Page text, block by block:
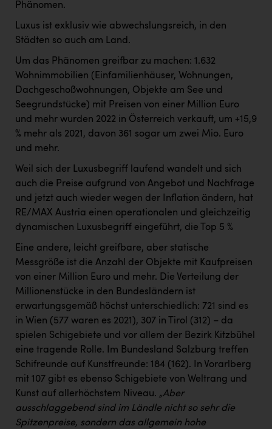
Phänomen.
Luxus ist exklusiv wie abwechslungsreich, in den
Städten so auch am Land.
Um das Phänomen greifbar zu machen: 1.632
Wohnimmobilien (Einfamilienhäuser, Wohnungen,
Dachgeschoßwohnungen, Objekte am See und
Seegrundstücke) mit Preisen von einer Million Euro
und mehr wurden 2022 in Österreich verkauft, um +15,9
% mehr als 2021, davon 361 sogar um zwei Mio. Euro
und mehr.
Weil sich der Luxusbegriff laufend wandelt und sich
auch die Preise aufgrund von Angebot und Nachfrage
und jetzt auch wieder wegen der Inflation ändern, hat
RE/MAX Austria einen operationalen und gleichzeitig
dynamischen Luxusbegriff eingeführt, die Top 5 %
Eine andere, leicht greifbare, aber statische
Messgröße ist die Anzahl der Objekte mit Kaufpreisen
von einer Million Euro und mehr. Die Verteilung der
Millionenstücke in den Bundesländern ist
erwartungsgemäß höchst unterschiedlich: 721 sind es
in Wien (577 waren es 2021), 307 in Tirol (312) – da
spielen Schigebiete und vor allem der Bezirk Kitzbühel
eine tragende Rolle. Im Bundesland Salzburg treffen
Schifreunde auf Kunstfreunde: 184 (162). In Vorarlberg
mit 107 gibt es ebenso Schigebiete von Weltrang und
Kunst auf allerhöchstem Niveau. „Aber
ausschlaggebend sind im Ländle nicht so sehr die
Spitzenpreise, sondern das allgemein hohe